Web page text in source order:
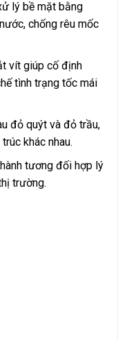
lý bề mặt bằng
chống rêu mốc
vít giúp cố định
tình trạng tốc mái
đỏ quýt và đỏ trầu,
khác nhau.
tương đối hợp lý
trường.